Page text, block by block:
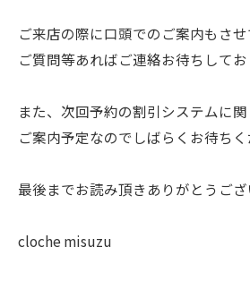
ご来店の際に口頭でのご案内もさせ
ご質問等あればご連絡お待ちしてお
また、次回予約の割引システムに
ご案内予定なのでしばらくお待ちく
最後までお読み頂きありがとうござ
cloche misuzu